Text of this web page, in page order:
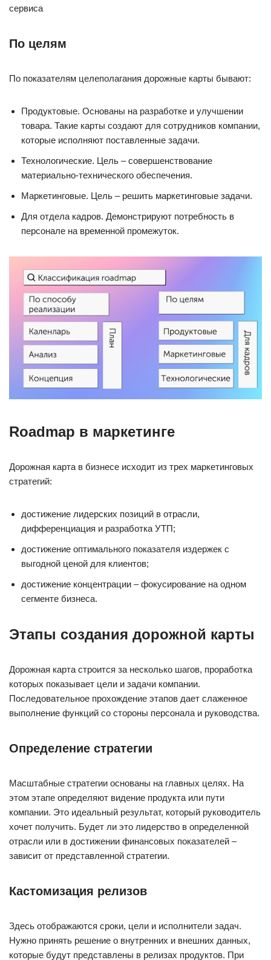
сервиса
По целям
По показателям целеполагания дорожные карты бывают:
Продуктовые. Основаны на разработке и улучшении
товара. Такие карты создают для сотрудников компании,
которые исполняют поставленные задачи.
Технологические. Цель – совершенствование
материально-технического обеспечения.
Маркетинговые. Цель – решить маркетинговые задачи.
Для отдела кадров. Демонстрируют потребность в
персонале на временной промежуток.
Roadmap в маркетинге
Дорожная карта в бизнесе исходит из трех маркетинговых
стратегий:
достижение лидерских позиций в отрасли,
дифференциация и разработка УТП;
достижение оптимального показателя издержек с
выгодной ценой для клиентов;
достижение концентрации – фокусирование на одном
сегменте бизнеса.
Этапы создания дорожной карты
Дорожная карта строится за несколько шагов, проработка
которых показывает цели и задачи компании.
Последовательное прохождение этапов дает слаженное
выполнение функций со стороны персонала и руководства.
Определение стратегии
Масштабные стратегии основаны на главных целях. На
этом этапе определяют видение продукта или пути
компании. Это идеальный результат, который руководитель
хочет получить. Будет ли это лидерство в определенной
отрасли или в достижении финансовых показателей –
зависит от представленной стратегии.
Кастомизация релизов
Здесь отображаются сроки, цели и исполнители задач.
Нужно принять решение о внутренних и внешних данных,
которые будут представлены в релизах продуктов. При